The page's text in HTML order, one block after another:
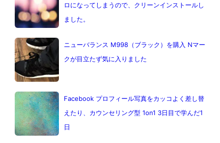
ロになってしまうので、クリーンインストールし
ました。
ニューバランス M998（ブラック）を購入 Nマー
クが目立たず気に入りました
Facebook プロフィール写真をカッコよく差し替
えたり、カウンセリング型 1on1 3日目で学んだ1
日